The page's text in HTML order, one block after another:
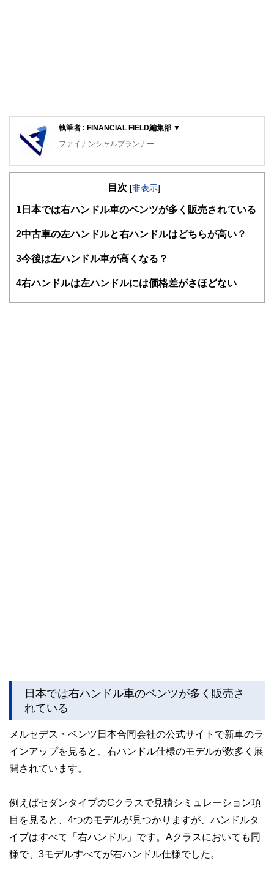
執筆者 : FINANCIAL FIELD編集部 ▼
ファイナンシャルプランナー
FinancialField編集部は、金融、経済に関する記事を、日々
知識がない方でも理解できるようわかりやすく発信していま
得者を中心に「お金や暮らし」に関する書籍・雑誌の編集経
験者で構成され、企画立案から記事掲載まですべての工程に
護士、税理士、宅地建物取引士、相続診断士、住宅ローンア
目次 [非表示]
1 日本では右ハンドル車のベンツが多く販売されている
2中古車の左ハンドルと右ハンドルはどちらが高い？
3今後は左ハンドル車が高くなる？
4右ハンドルは左ハンドルには価格差がさほどない
日本では右ハンドル車のベンツが多く販売さ
れている
メルセデス・ベンツ日本合同会社の公式サイトで新車のラ
インアップを見ると、右ハンドル仕様のモデルが数多く展
開されています。
例えばセダンタイプのCクラスで見積シミュレーション項
目を見ると、4つのモデルが見つかりますが、ハンドルタ
イプはすべて「右ハンドル」です。Aクラスにおいても同
様で、3モデルすべてが右ハンドル仕様でした。